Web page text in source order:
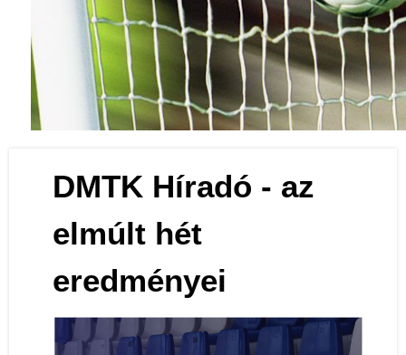
DMTK Híradó - az
elmúlt hét
eredményei